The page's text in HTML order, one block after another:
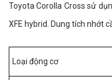
Toyota Corolla Cross sử
XFE hybrid. Dung tích nhớt
Loại động cơ